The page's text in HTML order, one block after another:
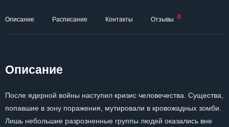
Описание Расписание Контакты Отзывы 0
Описание
После ядерной войны наступил кризис человечества. Существа,
попавшие в зону поражения, мутировали в кровожадных зомби.
Лишь небольшие разрозненные группы людей оказались вне